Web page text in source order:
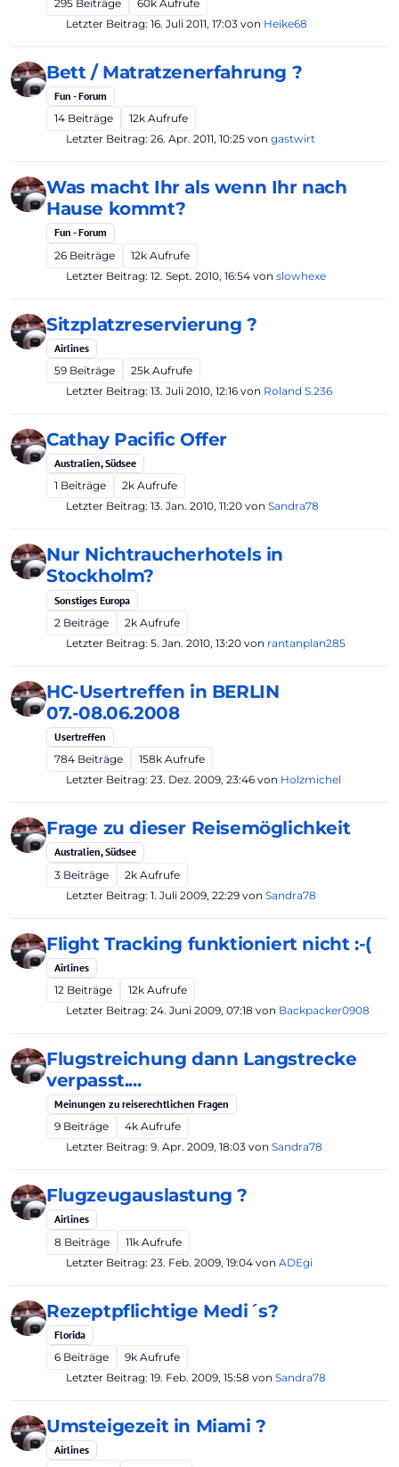
295 Beiträge 60k Aufrufe
Letzter Beitrag: 16. Juli 2011, 17:03 von Heike68
Bett / Matratzenerfahrung ?
Fun - Forum
14 Beiträge 12k Aufrufe
Letzter Beitrag: 26. Apr. 2011, 10:25 von gastwirt
Was macht Ihr als wenn Ihr nach
Hause kommt?
Fun - Forum
26 Beiträge 12k Aufrufe
Letzter Beitrag: 12. Sept. 2010, 16:54 von slowhexe
Sitzplatzreservierung ?
Airlines
59 Beiträge 25k Aufrufe
Letzter Beitrag: 13. Juli 2010, 12:16 von Roland S.236
Cathay Pacific Offer
Australien, Südsee
1 Beiträge 2k Aufrufe
Letzter Beitrag: 13. Jan. 2010, 11:20 von Sandra78
Nur Nichtraucherhotels in
Stockholm?
Sonstiges Europa
2 Beiträge 2k Aufrufe
Letzter Beitrag: 5. Jan. 2010, 13:20 von rantanplan285
HC-Usertreffen in BERLIN
07.-08.06.2008
Usertreffen
784 Beiträge 158k Aufrufe
Letzter Beitrag: 23. Dez. 2009, 23:46 von Holzmichel
Frage zu dieser Reisemöglichkeit
Australien, Südsee
3 Beiträge 2k Aufrufe
Letzter Beitrag: 1. Juli 2009, 22:29 von Sandra78
Flight Tracking funktioniert nicht :-(
Airlines
12 Beiträge 12k Aufrufe
Letzter Beitrag: 24. Juni 2009, 07:18 von Backpacker0908
Flugstreichung dann Langstrecke
verpasst....
Meinungen zu reiserechtlichen Fragen
9 Beiträge 4k Aufrufe
Letzter Beitrag: 9. Apr. 2009, 18:03 von Sandra78
Flugzeugauslastung ?
Airlines
8 Beiträge 11k Aufrufe
Letzter Beitrag: 23. Feb. 2009, 19:04 von ADEgi
Rezeptpflichtige Medi´s?
Florida
6 Beiträge 9k Aufrufe
Letzter Beitrag: 19. Feb. 2009, 15:58 von Sandra78
Umsteigezeit in Miami ?
Airlines